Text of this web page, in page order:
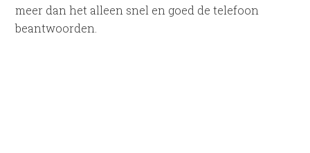
meer dan het alleen snel en goed de telefoon
beantwoorden.